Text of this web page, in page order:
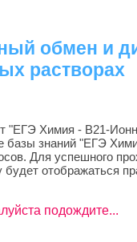
обмен и
растворах
Химия - B21-
базы знаний "ЕГЭ
Для успешного
отображаться
подождите...